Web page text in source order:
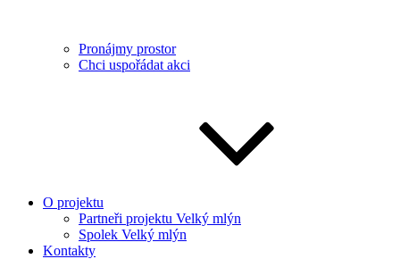
Pronájmy prostor
Chci uspořádat akci
O projektu
Partneři projektu Velký mlýn
Spolek Velký mlýn
Kontakty